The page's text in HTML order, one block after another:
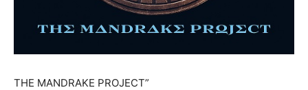
THE MANDRAKE PROJECT”